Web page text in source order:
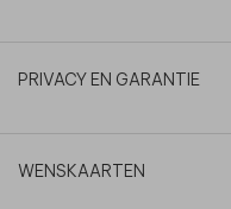
PRIVACY EN GARANTIE
WENSKAARTEN